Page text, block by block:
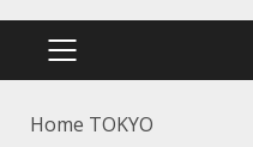
PRIMÄRES
Home TOKYO